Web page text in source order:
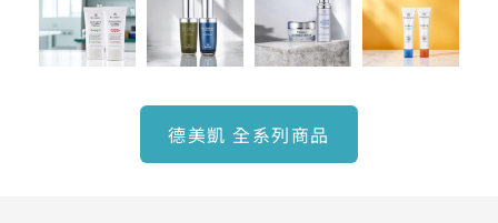
德美凱 全系列商品